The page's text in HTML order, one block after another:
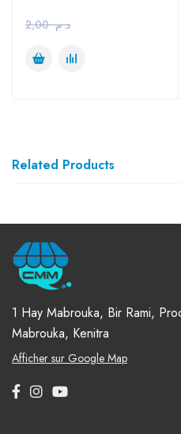
د.م.2,00
Related Products
1 Hay Mabrouka, Bir Rami,
Mabrouka, Kenitra
Afficher sur Google Map